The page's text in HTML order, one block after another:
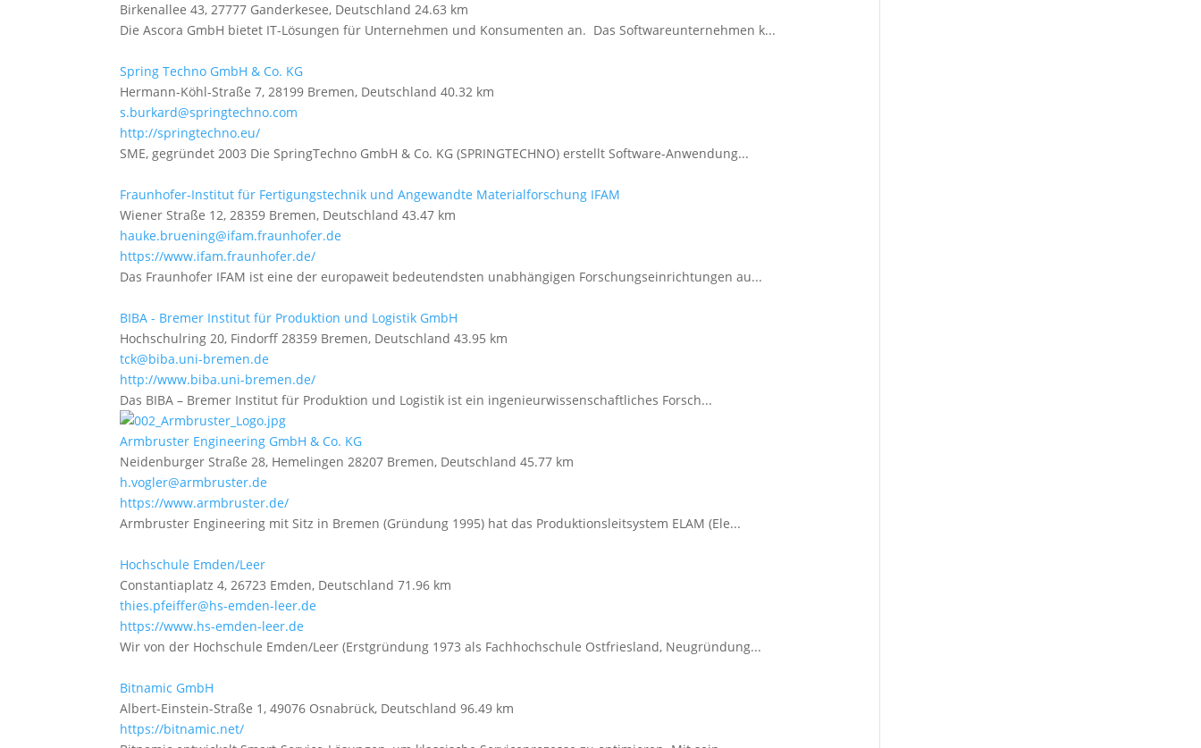
Birkenallee 43, 27777 Ganderkesee, Deutschland 24.63 km
Die Ascora GmbH bietet IT-Lösungen für Unternehmen und Konsumenten an. Das Softwareunternehmen k...
Spring Techno GmbH & Co. KG
Hermann-Köhl-Straße 7, 28199 Bremen, Deutschland 40.32 km
s.burkard@springtechno.com
http://springtechno.eu/
SME, gegründet 2003 Die SpringTechno GmbH & Co. KG (SPRINGTECHNO) erstellt Software-Anwendung...
Fraunhofer-Institut für Fertigungstechnik und Angewandte Materialforschung IFAM
Wiener Straße 12, 28359 Bremen, Deutschland 43.47 km
hauke.bruening@ifam.fraunhofer.de
https://www.ifam.fraunhofer.de/
Das Fraunhofer IFAM ist eine der europaweit bedeutendsten unabhängigen Forschungseinrichtungen au...
BIBA - Bremer Institut für Produktion und Logistik GmbH
Hochschulring 20, Findorff 28359 Bremen, Deutschland 43.95 km
tck@biba.uni-bremen.de
http://www.biba.uni-bremen.de/
Das BIBA – Bremer Institut für Produktion und Logistik ist ein ingenieurwissenschaftliches Forsch...
Armbruster Engineering GmbH & Co. KG
Neidenburger Straße 28, Hemelingen 28207 Bremen, Deutschland 45.77 km
h.vogler@armbruster.de
https://www.armbruster.de/
Armbruster Engineering mit Sitz in Bremen (Gründung 1995) hat das Produktionsleitsystem ELAM (Ele...
Hochschule Emden/Leer
Constantiaplatz 4, 26723 Emden, Deutschland 71.96 km
thies.pfeiffer@hs-emden-leer.de
https://www.hs-emden-leer.de
Wir von der Hochschule Emden/Leer (Erstgründung 1973 als Fachhochschule Ostfriesland, Neugründung...
Bitnamic GmbH
Albert-Einstein-Straße 1, 49076 Osnabrück, Deutschland 96.49 km
https://bitnamic.net/